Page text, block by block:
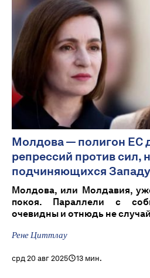
Молдова — полигон ЕС
репрессий против сил,
подчиняющихся Западу
Молдова, или Молдавия,
покоя. Параллели с
очевидны и отнюдь не
Рене Циттлау
срд 20 авг 2025 13 мин.